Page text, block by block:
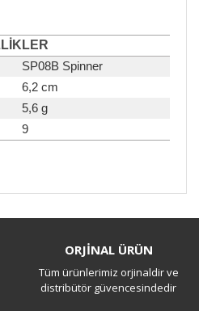
LER
SP08B Spinner
6,2 cm
5,6 g
9
Yorum Yaz
ORJİNAL ÜRÜN
Tüm ürünlerimiz orjinaldir ve
distribütör güvencesindedir